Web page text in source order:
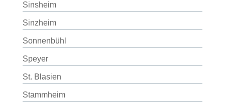
Sinsheim
Sinzheim
Sonnenbühl
Speyer
St. Blasien
Stammheim